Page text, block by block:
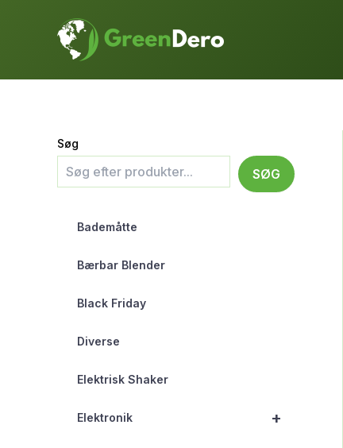
Søg
SØG
Bademåtte
Bærbar Blender
Black Friday
Diverse
Elektrisk Shaker
+
Elektronik